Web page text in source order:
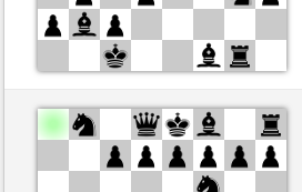
Blancas
matteotarpano (1456) (+8)
Negras
Picchio73 (1256) (-8)
Tiempo: 3 minutes/side + 0 seconds/move